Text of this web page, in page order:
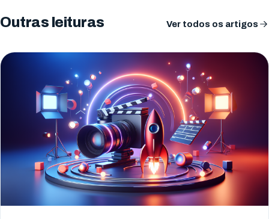
Outras leituras Ver todos os artigos